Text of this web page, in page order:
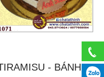
TIRAMISU - BÁNH TẶNG...